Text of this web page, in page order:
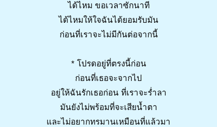
ได้ไหม ขอเวลาซักนาที
ได้ไหมให้ใจฉันได้ยอมรับมัน
ก่อนที่เราจะไม่มีกันต่อจากนี้
* โปรดอยู่ที่ตรงนี้ก่อน
ก่อนที่เธอจะจากไป
อยู่ให้ฉันรักเธอก่อน ที่เราจะร่ำลา
มันยังไม่พร้อมที่จะเสียน้ำตา
และไม่อยากทรมานเหมือนที่แล้วมา